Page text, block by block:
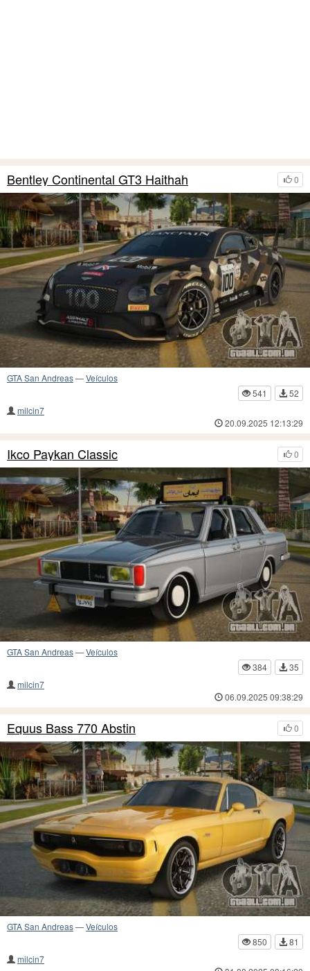
0
Bentley Continental GT3 Haithah
GTA San Andreas—Veículos
541
52
milcin7
20.09.2025 12:13:29
0
Ikco Paykan Classic
GTA San Andreas—Veículos
384
35
milcin7
06.09.2025 09:38:29
0
Equus Bass 770 Abstin
GTA San Andreas—Veículos
850
81
milcin7